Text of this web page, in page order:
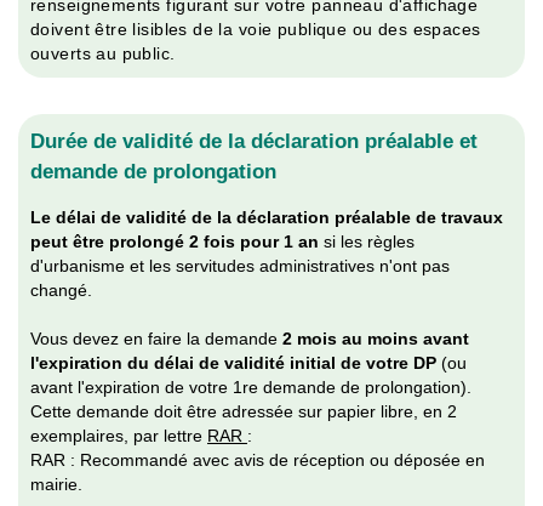
renseignements figurant sur votre panneau d'affichage
doivent être lisibles de la voie publique ou des espaces
ouverts au public.
Durée de validité de la déclaration préalable et
demande de prolongation
Le délai de validité de la déclaration préalable de travaux
peut être prolongé 2 fois pour 1 an si les règles
d'urbanisme et les servitudes administratives n'ont pas
changé.
Vous devez en faire la demande 2 mois au moins avant
l'expiration du délai de validité initial de votre DP (ou
avant l'expiration de votre 1re demande de prolongation).
Cette demande doit être adressée sur papier libre, en 2
exemplaires, par lettre RAR :
RAR : Recommandé avec avis de réception ou déposée en
mairie.